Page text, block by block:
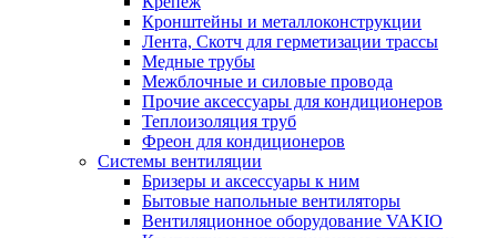
Кронштейны и металлоконструкции
Лента, Скотч для герметизации трассы
Медные трубы
Межблочные и силовые провода
Прочие аксессуары для кондиционеров
Теплоизоляция труб
Фреон для кондиционеров
Системы вентиляции
Бризеры и аксессуары к ним
Бытовые напольные вентиляторы
Вентиляционное оборудование VAKIO